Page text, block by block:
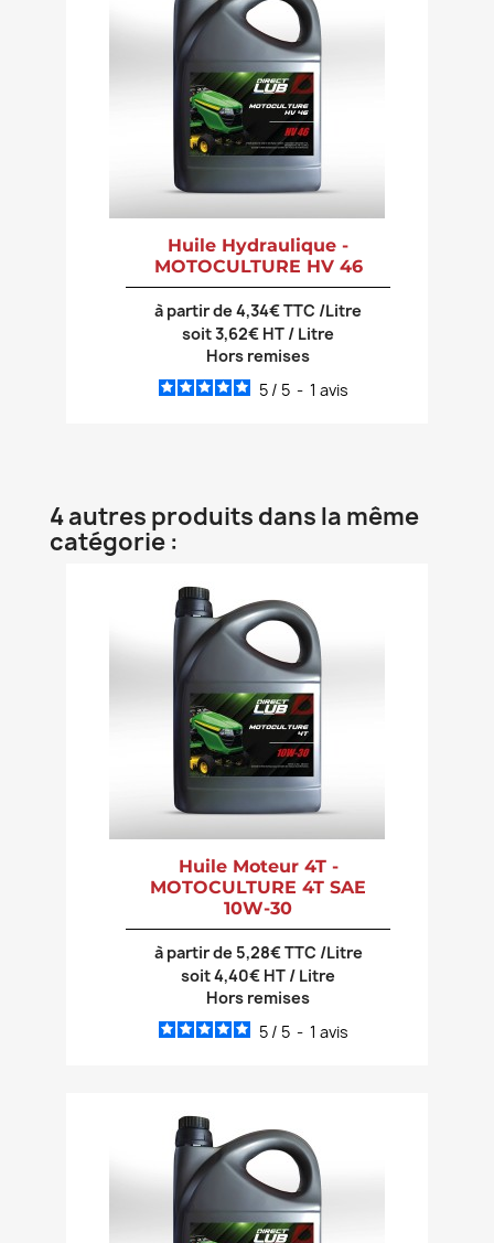
Huile Hydraulique -
MOTOCULTURE HV 46
à partir de 4,34€ TTC /Litre
soit 3,62€ HT / Litre
Hors remises
5 / 5 - 1 avis
4 autres produits dans la même
catégorie :
Huile Moteur 4T -
MOTOCULTURE 4T SAE
10W-30
à partir de 5,28€ TTC /Litre
soit 4,40€ HT / Litre
Hors remises
5 / 5 - 1 avis